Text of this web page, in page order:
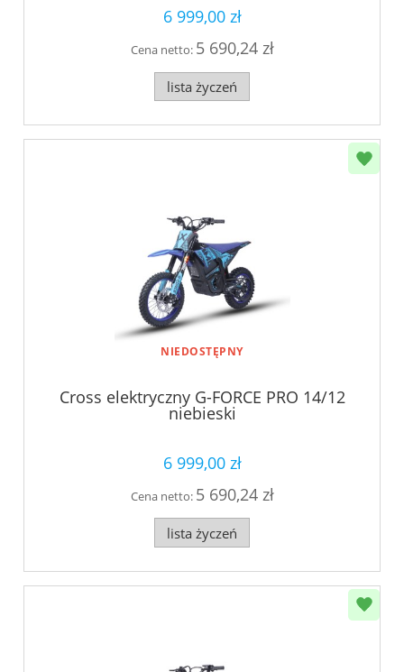
6 999,00 zł
Cena netto: 5 690,24 zł
lista życzeń
NIEDOSTĘPNY
Cross elektryczny G-FORCE PRO 14/12
niebieski
6 999,00 zł
Cena netto: 5 690,24 zł
lista życzeń